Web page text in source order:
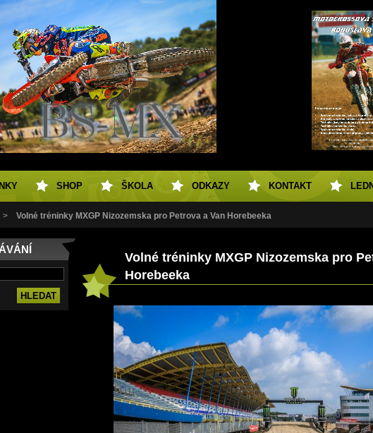
> Volné tréninky MXGP Nizozemska pro Petrova a Van Horebeeka
Volné tréninky MXGP Nizozemska pro
Horebeeka
SHOP ŠKOLA ODKAZY KONTAKT